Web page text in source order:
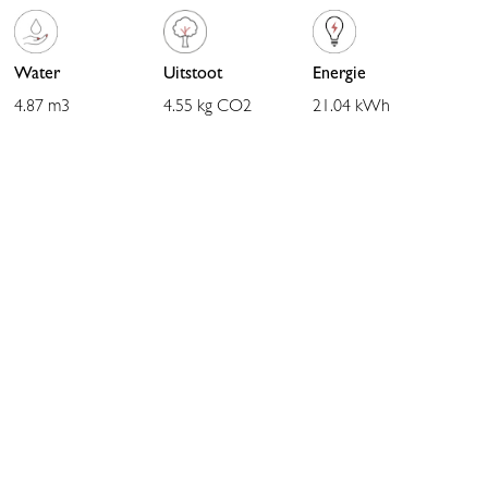
mee en blijft hij de hele dag mooi in vorm. Bovendien is het
materiaal kreukvrij en makkelijk in onderhoud, ideaal voor drukke
dagen.
Water
4.87 m3
Uitstoot
4.55 kg CO2
Energie
21.04 kWh